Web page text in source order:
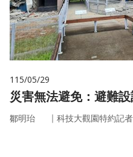
115/05/29
災害無法避免：避難
鄒明珆 ｜ 科技大觀園特約記者